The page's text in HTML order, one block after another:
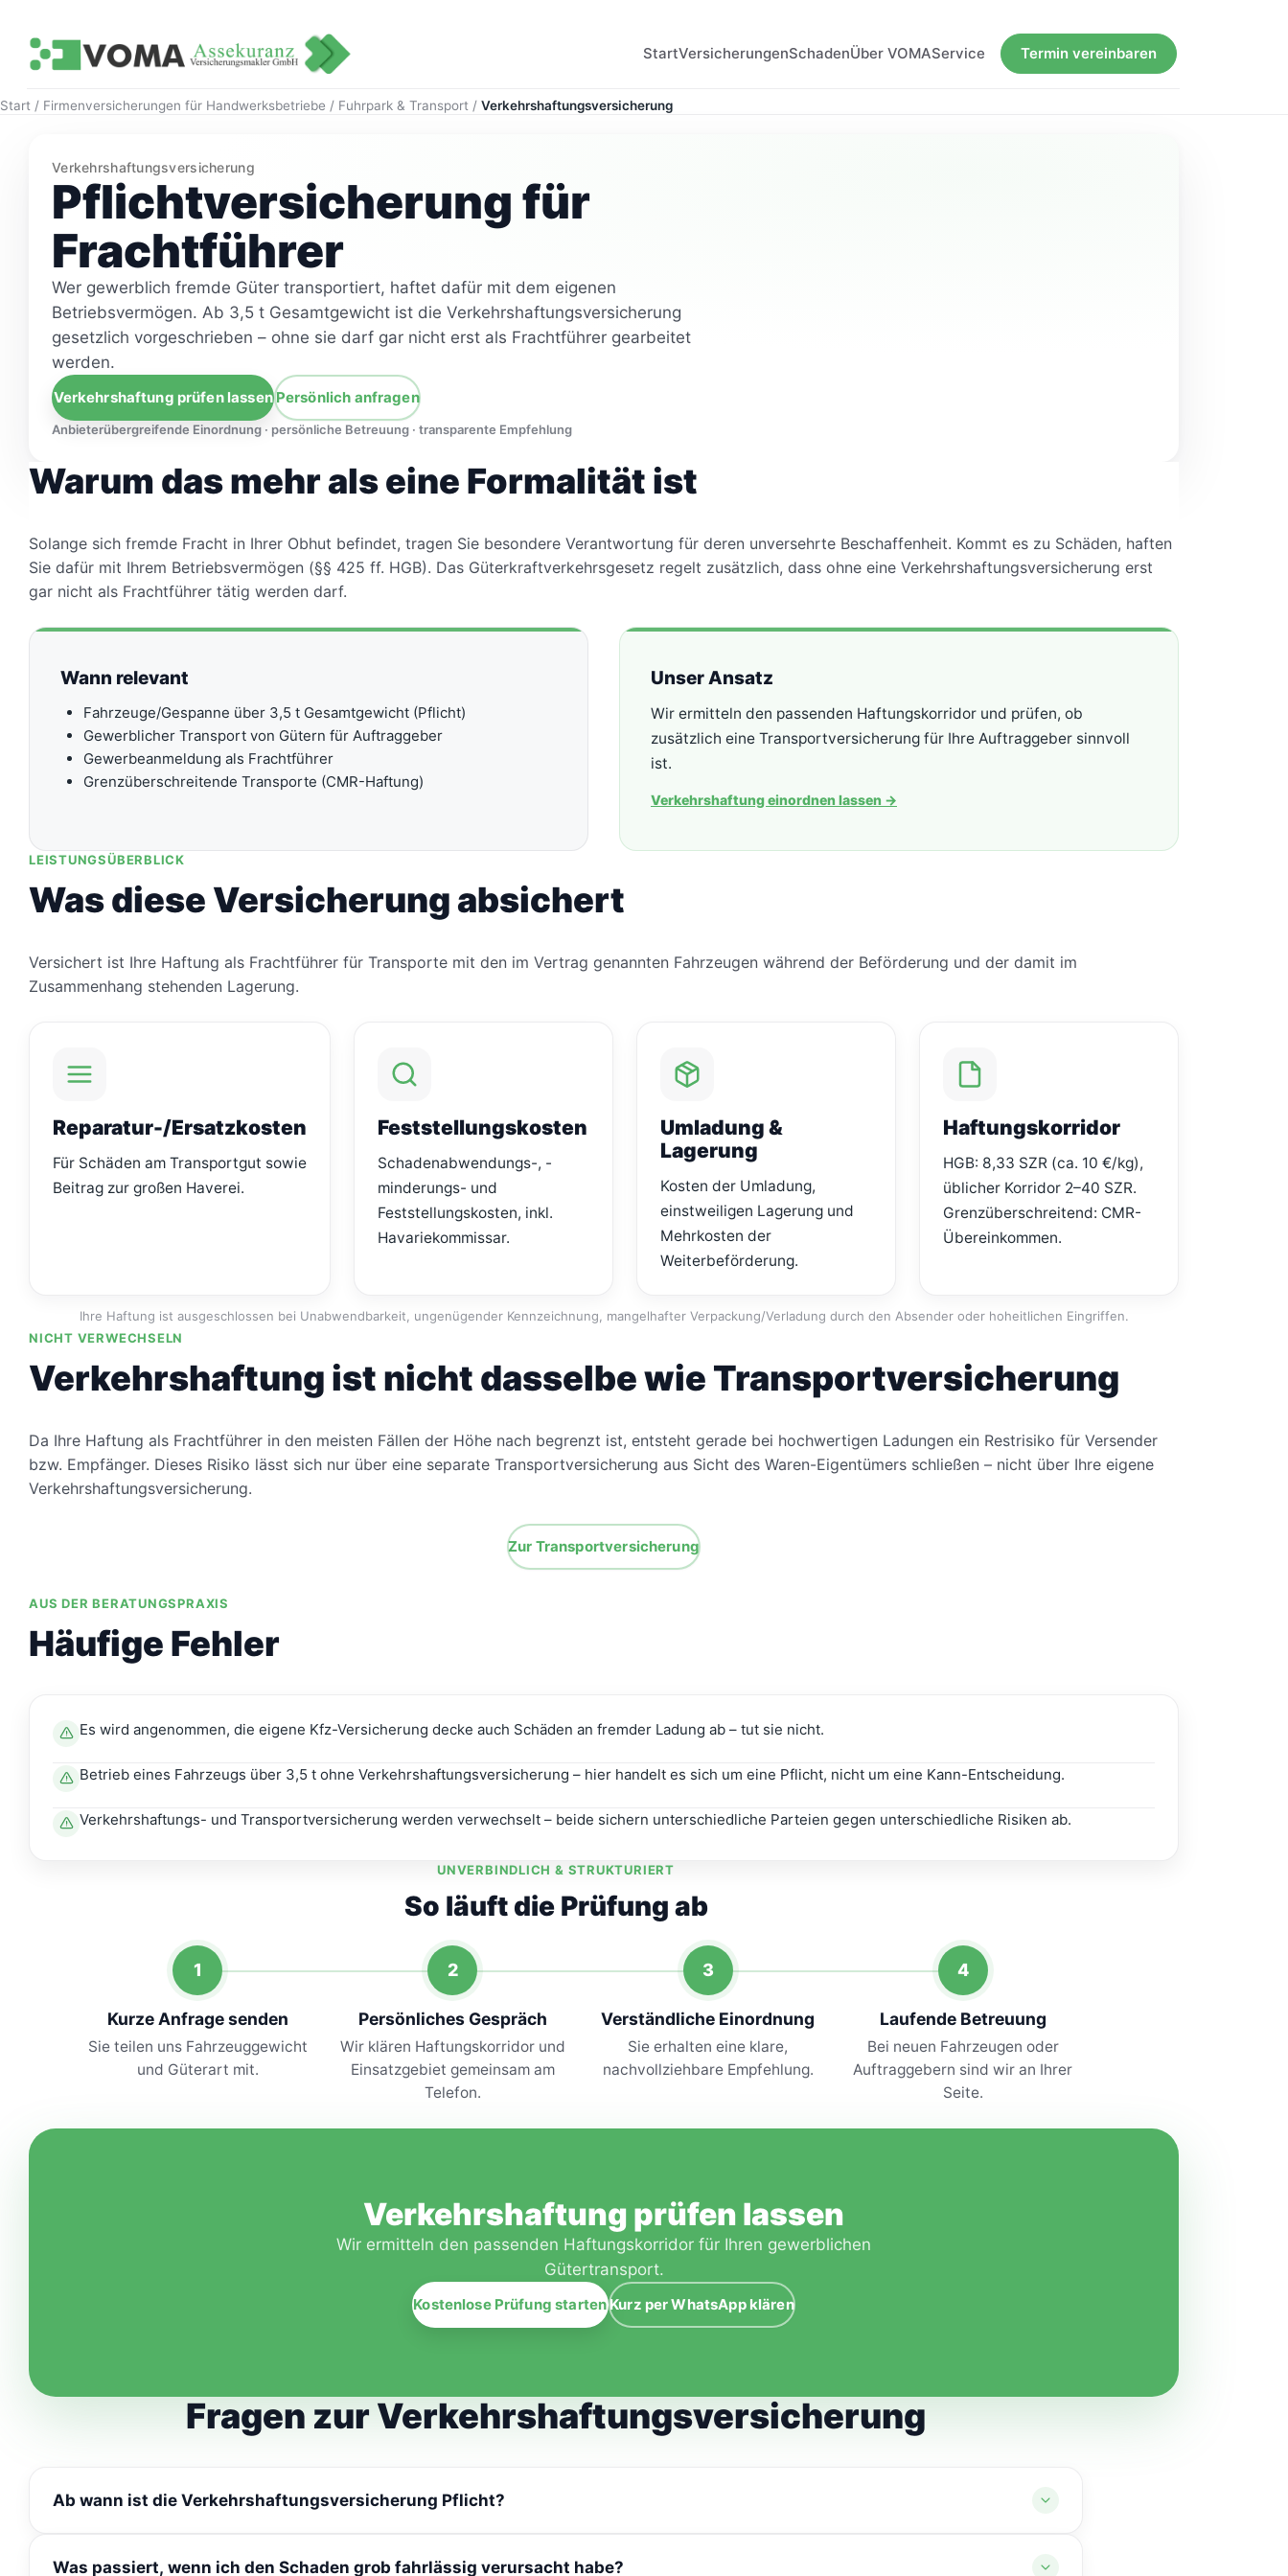
Inhalt
springen
StartVersicherungenSchadenÜber VOMAService Termin vereinbaren
Start / Firmenversicherungen für Handwerksbetriebe / Fuhrpark & Transport / Verkehrshaftungsversicherung
Verkehrshaftungsversicherung
Pflichtversicherung für
Frachtführer
Wer gewerblich fremde Güter transportiert, haftet dafür mit dem eigenen
Betriebsvermögen. Ab 3,5 t Gesamtgewicht ist die Verkehrshaftungsversicherung
gesetzlich vorgeschrieben – ohne sie darf gar nicht erst als Frachtführer gearbeitet
werden.
Verkehrshaftung prüfen lassenPersönlich anfragen
Anbieterübergreifende Einordnung · persönliche Betreuung · transparente Empfehlung
Warum das mehr als eine Formalität ist
Solange sich fremde Fracht in Ihrer Obhut befindet, tragen Sie besondere Verantwortung für deren unversehrte Beschaffenheit. Kommt es zu Schäden, haften
Sie dafür mit Ihrem Betriebsvermögen (§§ 425 ff. HGB). Das Güterkraftverkehrsgesetz regelt zusätzlich, dass ohne eine Verkehrshaftungsversicherung erst
gar nicht als Frachtführer tätig werden darf.
Wann relevant
Fahrzeuge/Gespanne über 3,5 t Gesamtgewicht (Pflicht)
Gewerblicher Transport von Gütern für Auftraggeber
Gewerbeanmeldung als Frachtführer
Grenzüberschreitende Transporte (CMR-Haftung)
Unser Ansatz
Wir ermitteln den passenden Haftungskorridor und prüfen, ob
zusätzlich eine Transportversicherung für Ihre Auftraggeber sinnvoll
ist.
Verkehrshaftung einordnen lassen →
LEISTUNGSÜBERBLICK
Was diese Versicherung absichert
Versichert ist Ihre Haftung als Frachtführer für Transporte mit den im Vertrag genannten Fahrzeugen während der Beförderung und der damit im
Zusammenhang stehenden Lagerung.
Reparatur-/Ersatzkosten
Für Schäden am Transportgut sowie
Beitrag zur großen Haverei.
Feststellungskosten
Schadenabwendungs-, -
minderungs- und
Feststellungskosten, inkl.
Havariekommissar.
Umladung &
Lagerung
Kosten der Umladung,
einstweiligen Lagerung und
Mehrkosten der
Weiterbeförderung.
Haftungskorridor
HGB: 8,33 SZR (ca. 10 €/kg),
üblicher Korridor 2–40 SZR.
Grenzüberschreitend: CMR-
Übereinkommen.
Ihre Haftung ist ausgeschlossen bei Unabwendbarkeit, ungenügender Kennzeichnung, mangelhafter Verpackung/Verladung durch den Absender oder hoheitlichen Eingriffen.
NICHT VERWECHSELN
Verkehrshaftung ist nicht dasselbe wie Transportversicherung
Da Ihre Haftung als Frachtführer in den meisten Fällen der Höhe nach begrenzt ist, entsteht gerade bei hochwertigen Ladungen ein Restrisiko für Versender
bzw. Empfänger. Dieses Risiko lässt sich nur über eine separate Transportversicherung aus Sicht des Waren-Eigentümers schließen – nicht über Ihre eigene
Verkehrshaftungsversicherung.
Zur Transportversicherung
AUS DER BERATUNGSPRAXIS
Häufige Fehler
Es wird angenommen, die eigene Kfz-Versicherung decke auch Schäden an fremder Ladung ab – tut sie nicht.
Betrieb eines Fahrzeugs über 3,5 t ohne Verkehrshaftungsversicherung – hier handelt es sich um eine Pflicht, nicht um eine Kann-Entscheidung.
Verkehrshaftungs- und Transportversicherung werden verwechselt – beide sichern unterschiedliche Parteien gegen unterschiedliche Risiken ab.
UNVERBINDLICH & STRUKTURIERT
So läuft die Prüfung ab
1
Kurze Anfrage senden
Sie teilen uns Fahrzeuggewicht
und Güterart mit.
2
Persönliches Gespräch
Wir klären Haftungskorridor und
Einsatzgebiet gemeinsam am
Telefon.
3
Verständliche Einordnung
Sie erhalten eine klare,
nachvollziehbare Empfehlung.
4
Laufende Betreuung
Bei neuen Fahrzeugen oder
Auftraggebern sind wir an Ihrer
Seite.
Verkehrshaftung prüfen lassen
Wir ermitteln den passenden Haftungskorridor für Ihren gewerblichen
Gütertransport.
Kostenlose Prüfung starten Kurz per WhatsApp klären
Fragen zur Verkehrshaftungsversicherung
Ab wann ist die Verkehrshaftungsversicherung Pflicht?
Güterverkehr und Voraussetzung für die Gewerbeanmeldung als Frachtführer.
Was passiert, wenn ich den Schaden grob fahrlässig verursacht habe?